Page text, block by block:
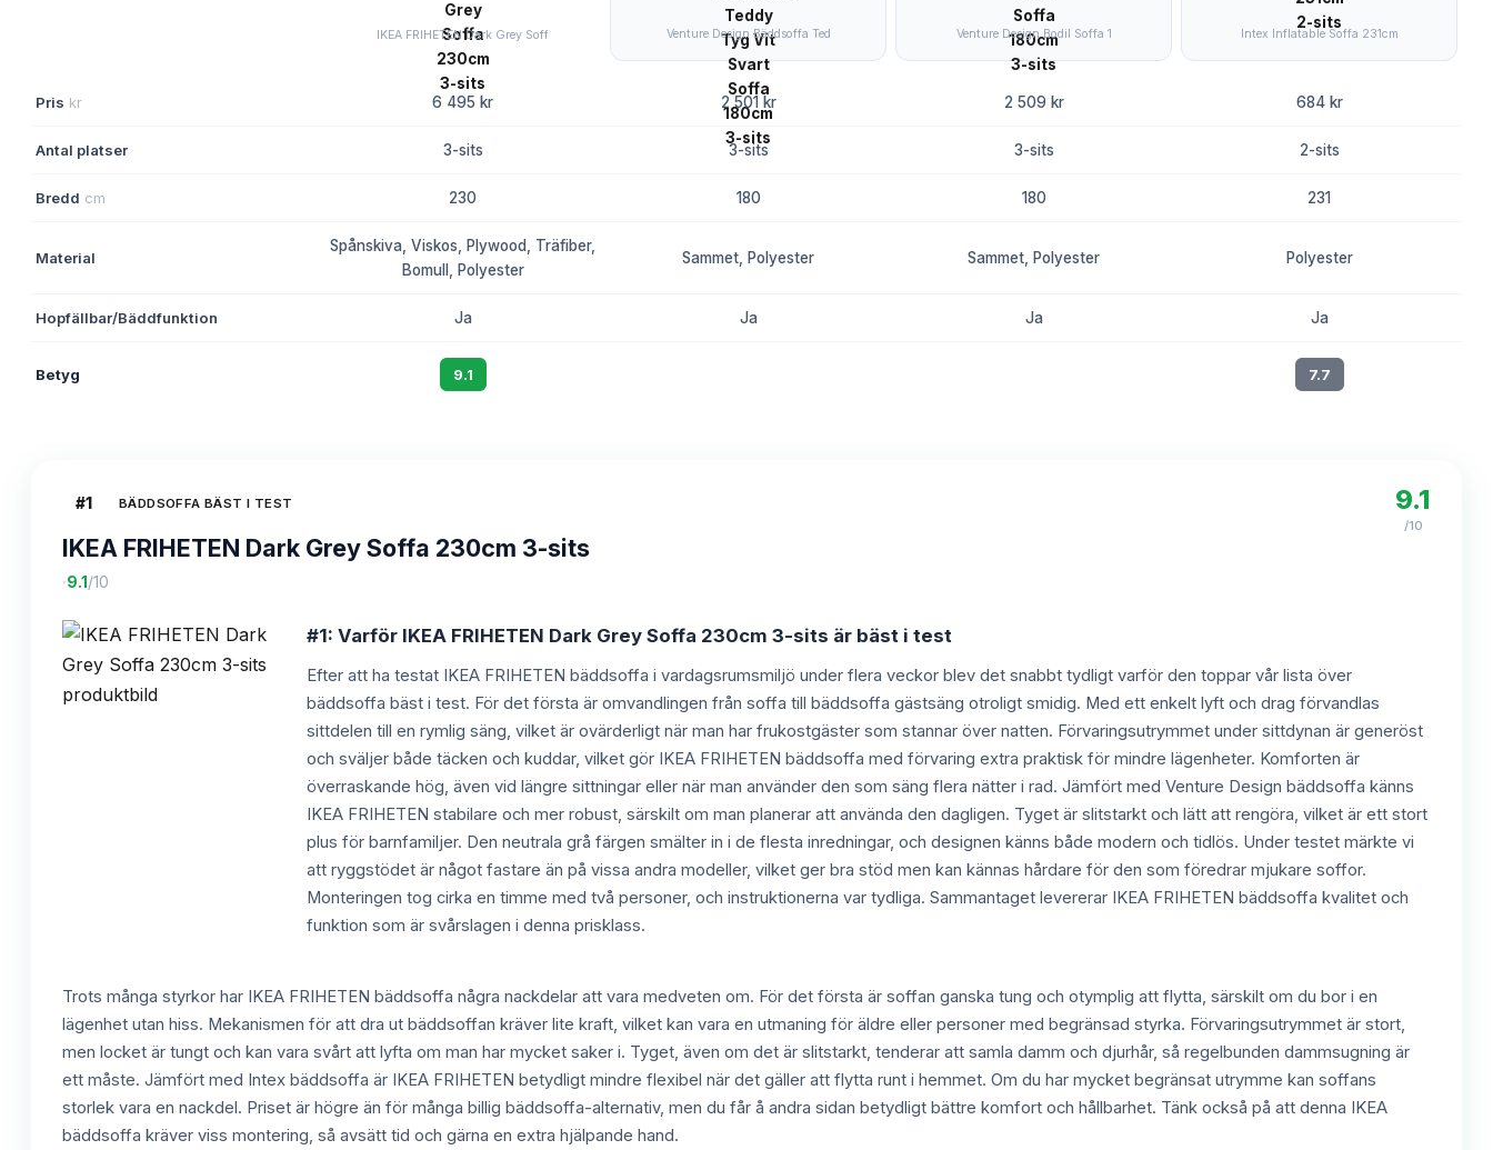
IKEA FRIHETEN Dark Grey Soff Venture Design Bäddsoffa Ted Venture Design Bodil Soffa 1 Intex Inflatable Soffa 231cm
Pris kr 6 495 kr 2 501 kr 2 509 kr 684 kr
Antal platser 3-sits 3-sits 3-sits 2-sits
Bredd cm 230 180 180 231
Material
Spånskiva, Viskos, Plywood, Träfiber,
Bomull, Polyester
Sammet, Polyester Sammet, Polyester Polyester
Hopfällbar/Bäddfunktion Ja Ja Ja Ja
Betyg 9.1 7.7
#1 BÄDDSOFFA BÄST I TEST
IKEA FRIHETEN Dark Grey Soffa 230cm 3-sits
·9.1 /10
9.1
/10
#1: Varför IKEA FRIHETEN Dark Grey Soffa 230cm 3-sits är bäst i test
Efter att ha testat IKEA FRIHETEN bäddsoffa i vardagsrumsmiljö under flera veckor blev det snabbt tydligt varför den toppar vår lista över
bäddsoffa bäst i test. För det första är omvandlingen från soffa till bäddsoffa gästsäng otroligt smidig. Med ett enkelt lyft och drag förvandlas
sittdelen till en rymlig säng, vilket är ovärderligt när man har frukostgäster som stannar över natten. Förvaringsutrymmet under sittdynan är generöst
och sväljer både täcken och kuddar, vilket gör IKEA FRIHETEN bäddsoffa med förvaring extra praktisk för mindre lägenheter. Komforten är
överraskande hög, även vid längre sittningar eller när man använder den som säng flera nätter i rad. Jämfört med Venture Design bäddsoffa känns
IKEA FRIHETEN stabilare och mer robust, särskilt om man planerar att använda den dagligen. Tyget är slitstarkt och lätt att rengöra, vilket är ett stort
plus för barnfamiljer. Den neutrala grå färgen smälter in i de flesta inredningar, och designen känns både modern och tidlös. Under testet märkte vi
att ryggstödet är något fastare än på vissa andra modeller, vilket ger bra stöd men kan kännas hårdare för den som föredrar mjukare soffor.
Monteringen tog cirka en timme med två personer, och instruktionerna var tydliga. Sammantaget levererar IKEA FRIHETEN bäddsoffa kvalitet och
funktion som är svårslagen i denna prisklass.
Trots många styrkor har IKEA FRIHETEN bäddsoffa några nackdelar att vara medveten om. För det första är soffan ganska tung och otymplig att flytta, särskilt om du bor i en
lägenhet utan hiss. Mekanismen för att dra ut bäddsoffan kräver lite kraft, vilket kan vara en utmaning för äldre eller personer med begränsad styrka. Förvaringsutrymmet är stort,
men locket är tungt och kan vara svårt att lyfta om man har mycket saker i. Tyget, även om det är slitstarkt, tenderar att samla damm och djurhår, så regelbunden dammsugning är
ett måste. Jämfört med Intex bäddsoffa är IKEA FRIHETEN betydligt mindre flexibel när det gäller att flytta runt i hemmet. Om du har mycket begränsat utrymme kan soffans
storlek vara en nackdel. Priset är högre än för många billig bäddsoffa-alternativ, men du får å andra sidan betydligt bättre komfort och hållbarhet. Tänk också på att denna IKEA
bäddsoffa kräver viss montering, så avsätt tid och gärna en extra hjälpande hand.